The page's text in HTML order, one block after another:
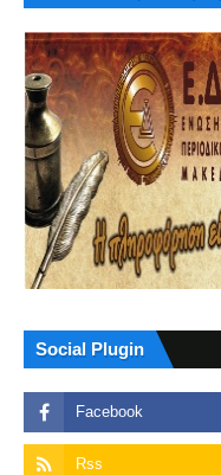
Social Plugin